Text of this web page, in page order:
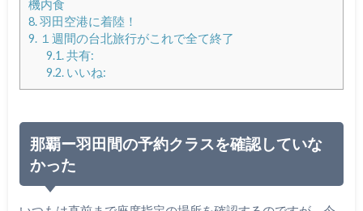
機内食
8.羽田空港に着陸！
9.１週間の台北旅行がこれで全て終了
9.1.共有:
9.2.いいね:
那覇ー羽田間の予約クラスを確認していな
かった